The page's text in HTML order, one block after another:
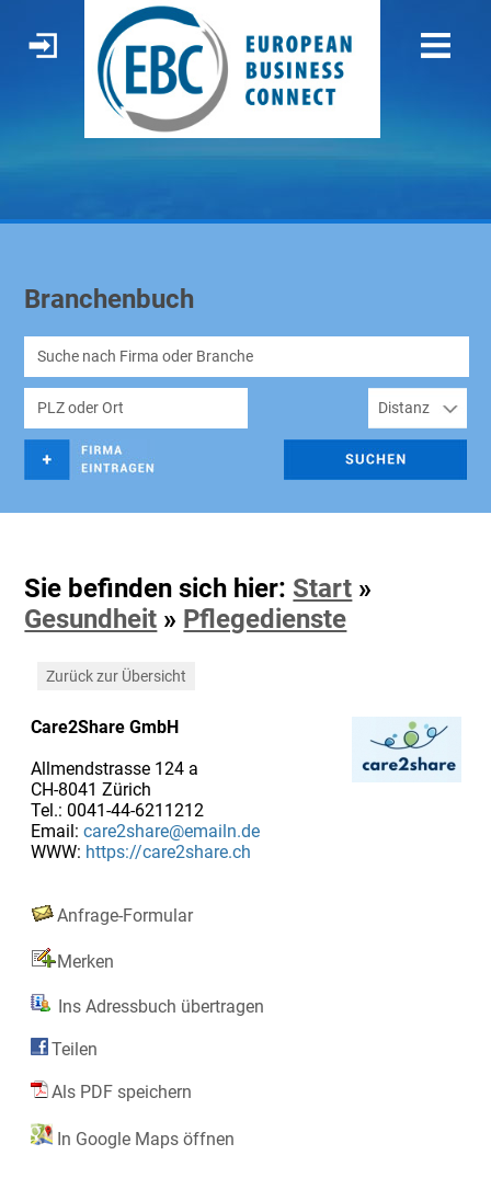
Branchenbuch
Sie befinden sich hier: Start »
Gesundheit » Pflegedienste
Zurück zur Übersicht
Care2Share GmbH
Allmendstrasse 124 a
CH-8041 Zürich
Tel.: 0041-44-6211212
Email: care2share@emailn.de
WWW: https://care2share.ch
Anfrage-Formular
Merken
Ins Adressbuch übertragen
Teilen
Als PDF speichern
In Google Maps öffnen